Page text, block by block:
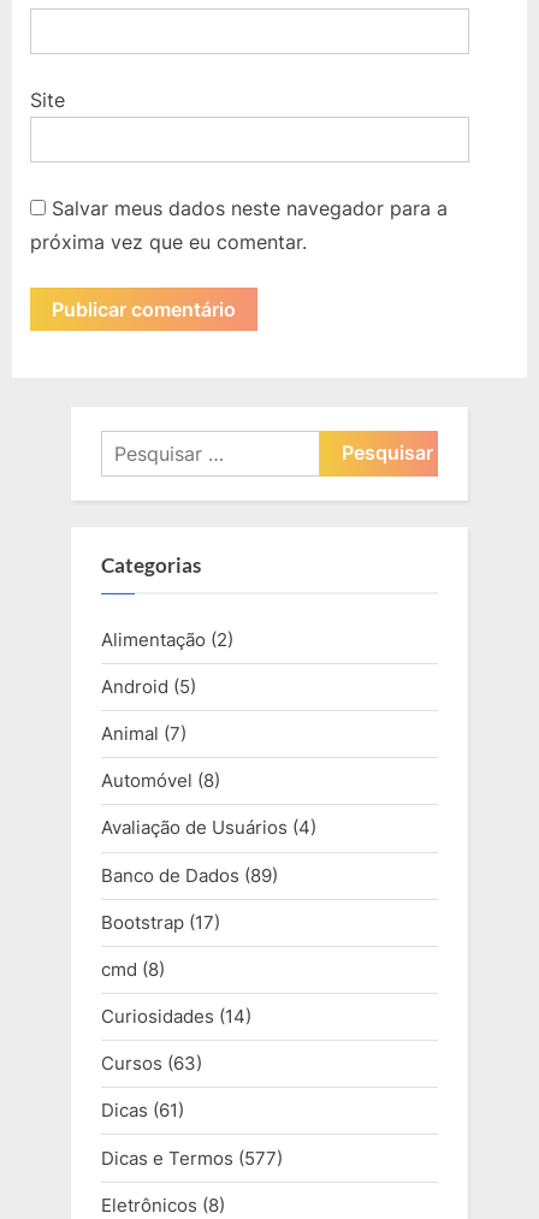
Site
Salvar meus dados neste navegador para a
próxima vez que eu comentar.
Pesquisar
por:
Categorias
Alimentação (2)
Android (5)
Animal (7)
Automóvel (8)
Avaliação de Usuários (4)
Banco de Dados (89)
Bootstrap (17)
cmd (8)
Curiosidades (14)
Cursos (63)
Dicas (61)
Dicas e Termos (577)
Eletrônicos (8)